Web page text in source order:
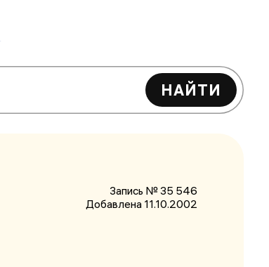
НАЙТИ
Запись № 35 546
Добавлена 11.10.2002